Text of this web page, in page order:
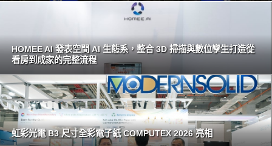
HOMEE AI 發表空間 AI 生態系，整合 3D 掃描與數位孿生打造從
看房到成家的完整流程
虹彩光電 B3 尺寸全彩電子紙 COMPUTEX 2026 亮相